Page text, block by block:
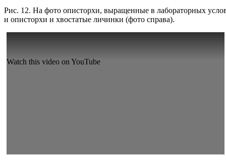
Рис. 12. На фото описторхи, выращенные в лабораторных
и описторхи и хвостатые личинки (фото справа).
Watch this video on YouTube